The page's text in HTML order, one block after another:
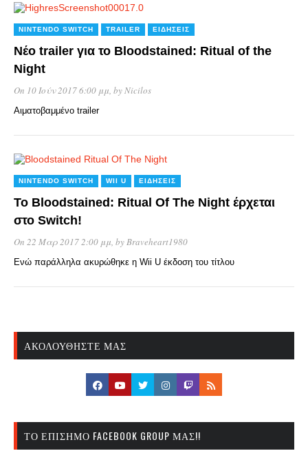
NINTENDO SWITCH TRAILER ΕΙΔΉΣΕΙΣ
Νέο trailer για το Bloodstained: Ritual of the
Night
On 10 Ιούν 2017 6:00 μμ, byNicilos
Αιματοβαμμένο trailer
NINTENDO SWITCH WII U ΕΙΔΉΣΕΙΣ
Το Bloodstained: Ritual Of The Night έρχεται
στο Switch!
On 22 Μαρ 2017 2:00 μμ, byBraveheart1980
Ενώ παράλληλα ακυρώθηκε η Wii U έκδοση του τίτλου
ΑΚΟΛΟΥΘΉΣΤΕ ΜΑΣ
ΤΟ ΕΠΊΣΗΜΟ FACEBOOK GROUP ΜΑΣ!!